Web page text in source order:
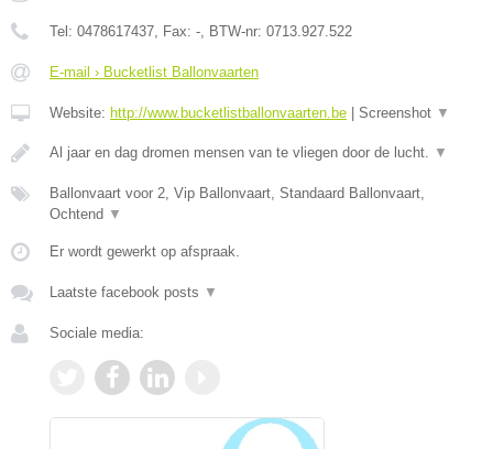
Tel: 0478617437, Fax: -, BTW-nr: 0713.927.522
E-mail › Bucketlist Ballonvaarten
Website: http://www.bucketlistballonvaarten.be Screenshot ▼
Al jaar en dag dromen mensen van te vliegen door de lucht. ▼
Ballonvaart voor 2, Vip Ballonvaart, Standaard Ballonvaart,
Ochtend ▼
Er wordt gewerkt op afspraak.
Laatste facebook posts ▼
Sociale media: